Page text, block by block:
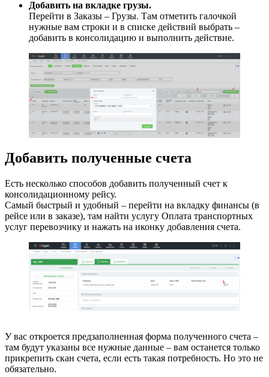
Добавить на вкладке грузы.
Перейти в Заказы – Грузы. Там отметить галочкой
нужные вам строки и в списке действий выбрать –
добавить в консолидацию и выполнить действие.
Добавить полученные счета
Есть несколько способов добавить полученный счет к
консолидационному рейсу.
Самый быстрый и удобный – перейти на вкладку финансы (в
рейсе или в заказе), там найти услугу Оплата транспортных
услуг перевозчику и нажать на иконку добавления счета.
У вас откроется предзаполненная форма полученного счета –
там будут указаны все нужные данные – вам останется только
прикрепить скан счета, если есть такая потребность. Но это не
обязательно.